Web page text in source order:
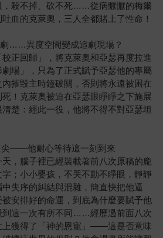
，殺不掉、砍不死……從病懨懨的梅爾
血的克萊奧，三人全都賭上了性命！
……異度空間變成追劇現場？
正回歸」，將克萊奧和亞瑟再度拉進
劇場」，只為了正式賦予亞瑟他的專屬
摧毀主時鐘破關，否則將永遠被困在
！克萊奧被迫在亞瑟眼睜睜之下施展
楚：經此一役，他將不得不對亞瑟坦
——他耐心等待這一刻到來
，腦子裡已經裝載著前八次原稿的龐
；小小嬰孩，不哭不動不睜眼，靜靜
失序的糾結與混雜，簡直快把他逼
安排好的命運，到底為什麼要賦予他
到這一次有所不同……經歷過前面八次
上獲得了「神的恩寵」——這是否意味